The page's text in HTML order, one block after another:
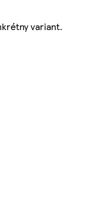
variant.